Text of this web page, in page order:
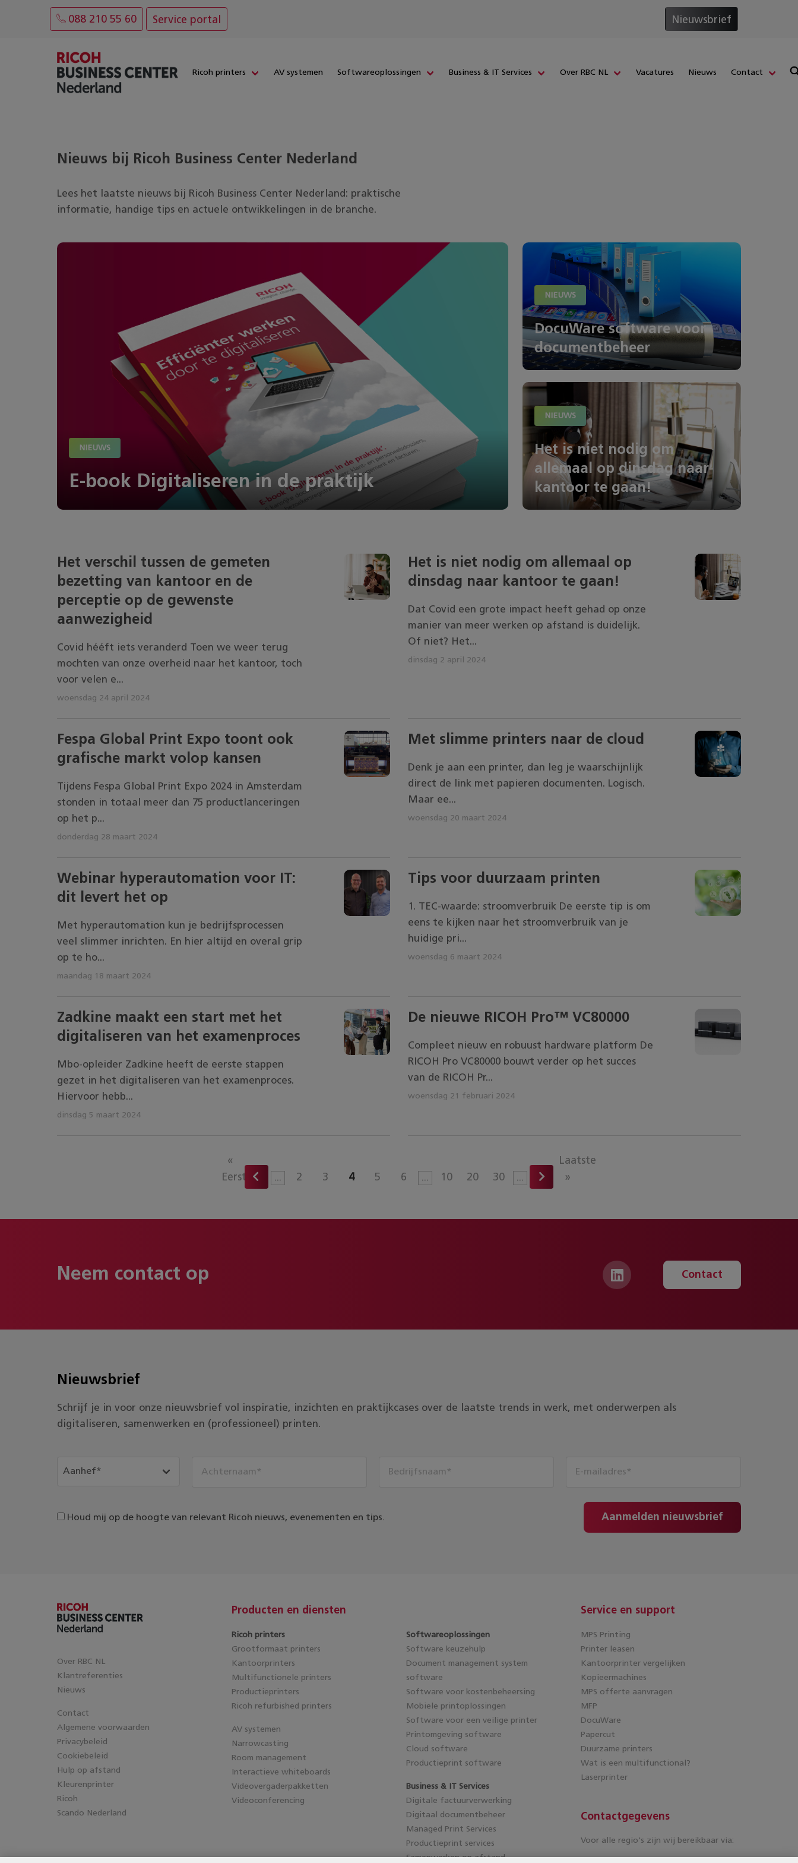
088 210 55 60 Service portal Nieuwsbrief
Ricoh printers AV systemen Softwareoplossingen Business & IT Services Over RBC NL Vacatures Nieuws Contact
Nieuws bij Ricoh Business Center Nederland
Lees het laatste nieuws bij Ricoh Business Center Nederland: praktische
informatie, handige tips en actuele ontwikkelingen in de branche.
NIEUWS
E-book Digitaliseren in de praktijk
NIEUWS
DocuWare software voor
documentbeheer
NIEUWS
Het is niet nodig om
allemaal op dinsdag naar
kantoor te gaan!
Het verschil tussen de gemeten
bezetting van kantoor en de
perceptie op de gewenste
aanwezigheid
Covid hééft iets veranderd Toen we weer terug
mochten van onze overheid naar het kantoor, toch
voor velen e...
woensdag 24 april 2024
Het is niet nodig om allemaal op
dinsdag naar kantoor te gaan!
Dat Covid een grote impact heeft gehad op onze
manier van meer werken op afstand is duidelijk.
Of niet? Het...
dinsdag 2 april 2024
Fespa Global Print Expo toont ook
grafische markt volop kansen
Tijdens Fespa Global Print Expo 2024 in Amsterdam
stonden in totaal meer dan 75 productlanceringen
op het p...
donderdag 28 maart 2024
Met slimme printers naar de cloud
Denk je aan een printer, dan leg je waarschijnlijk
direct de link met papieren documenten. Logisch.
Maar ee...
woensdag 20 maart 2024
Webinar hyperautomation voor IT:
dit levert het op
Met hyperautomation kun je bedrijfsprocessen
veel slimmer inrichten. En hier altijd en overal grip
op te ho...
maandag 18 maart 2024
Tips voor duurzaam printen
1. TEC-waarde: stroomverbruik De eerste tip is om
eens te kijken naar het stroomverbruik van je
huidige pri...
woensdag 6 maart 2024
Zadkine maakt een start met het
digitaliseren van het examenproces
Mbo-opleider Zadkine heeft de eerste stappen
gezet in het digitaliseren van het examenproces.
Hiervoor hebb...
dinsdag 5 maart 2024
De nieuwe RICOH Pro™ VC80000
Compleet nieuw en robuust hardware platform De
RICOH Pro VC80000 bouwt verder op het succes
van de RICOH Pr...
woensdag 21 februari 2024
«
Eerste
... 2 3 4 5 6 ... 10 20 30 ...
Laatste
»
Neem contact op Contact
Nieuwsbrief
Schrijf je in voor onze nieuwsbrief vol inspiratie, inzichten en praktijkcases over de laatste trends in werk, met onderwerpen als
digitaliseren, samenwerken en (professioneel) printen.
Houd mij op de hoogte van relevant Ricoh nieuws, evenementen en tips. Aanmelden nieuwsbrief
Over RBC NL
Klantreferenties
Nieuws
Contact
Algemene voorwaarden
Privacybeleid
Cookiebeleid
Hulp op afstand
Kleurenprinter
Ricoh
Scando Nederland
Producten en diensten
Ricoh printers
Grootformaat printers
Kantoorprinters
Multifunctionele printers
Productieprinters
Ricoh refurbished printers
AV systemen
Narrowcasting
Room management
Interactieve whiteboards
Videovergaderpakketten
Videoconferencing
Softwareoplossingen
Software keuzehulp
Document management system
software
Software voor kostenbeheersing
Mobiele printoplossingen
Software voor een veilige printer
Printomgeving software
Cloud software
Productieprint software
Business & IT Services
Digitale factuurverwerking
Digitaal documentbeheer
Managed Print Services
Productieprint services
Samenwerken op afstand
Service en support
MPS Printing
Printer leasen
Kantoorprinter vergelijken
Kopieermachines
MPS offerte aanvragen
MFP
DocuWare
Papercut
Duurzame printers
Wat is een multifunctional?
Laserprinter
Contactgegevens
Voor alle regio's zijn wij bereikbaar via: